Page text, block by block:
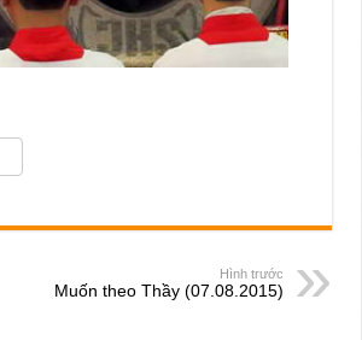
Hình trước
Muốn theo Thầy (07.08.2015)